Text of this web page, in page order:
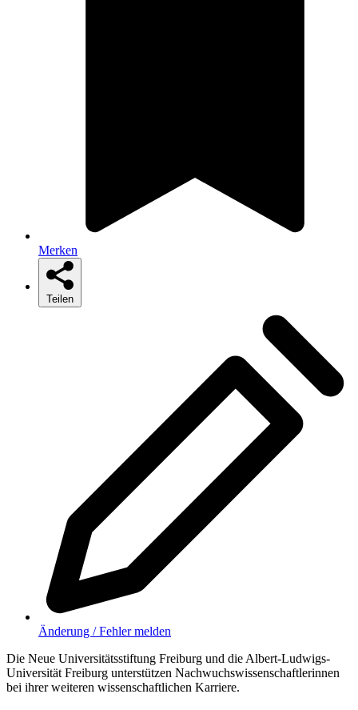
Merken
Teilen
Änderung / Fehler melden
Die Neue Universitätsstiftung Freiburg und die Albert-Ludwigs-
Universität Freiburg unterstützen Nachwuchswissenschaftlerinnen
bei ihrer weiteren wissenschaftlichen Karriere.